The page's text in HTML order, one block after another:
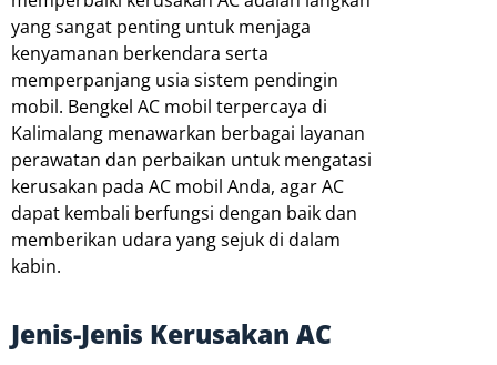
yang sangat penting untuk menjaga
kenyamanan berkendara serta
memperpanjang usia sistem pendingin
mobil. Bengkel AC mobil terpercaya di
Kalimalang menawarkan berbagai layanan
perawatan dan perbaikan untuk mengatasi
kerusakan pada AC mobil Anda, agar AC
dapat kembali berfungsi dengan baik dan
memberikan udara yang sejuk di dalam
kabin.
Jenis-Jenis Kerusakan AC